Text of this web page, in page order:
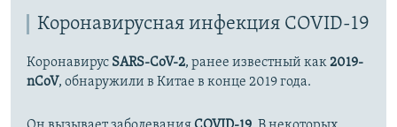
Коронавирусная инфекция COVID-19
Коронавирус SARS-CoV-2, ранее известный как2019-
nCoV, обнаружили в Китае в конце 2019 года.